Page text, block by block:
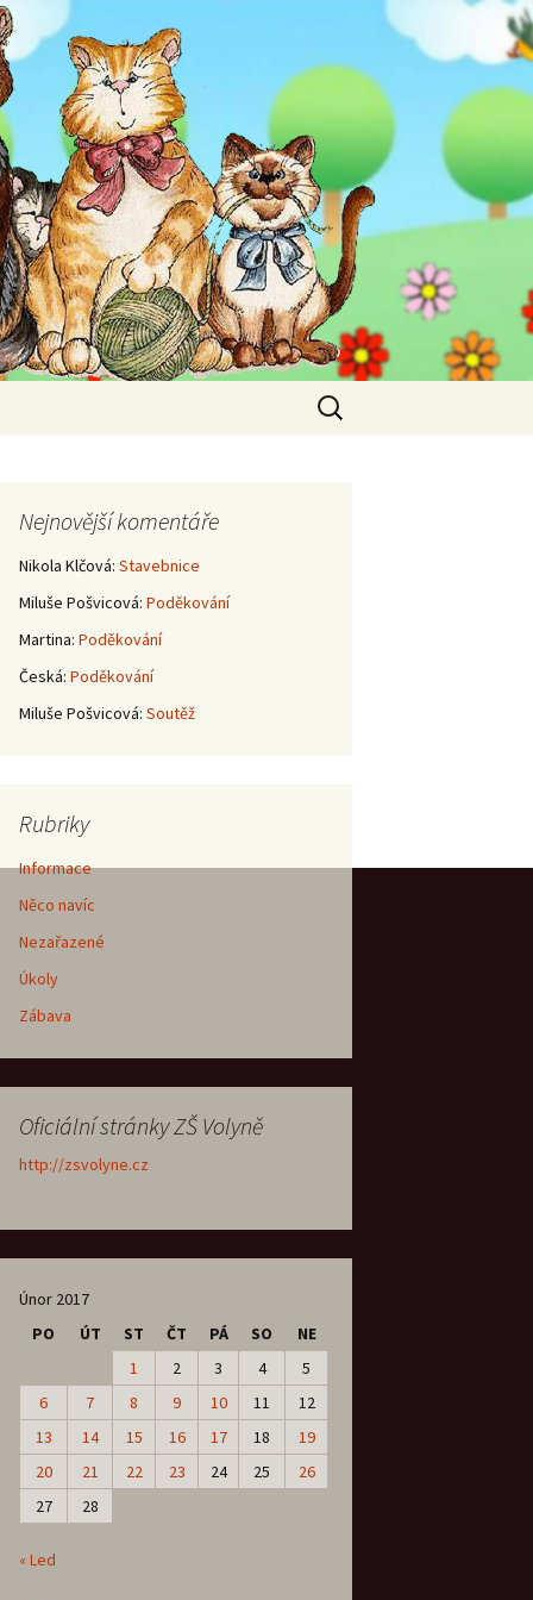
Vyhledávání
Nejnovější komentáře
Nikola Klčová: Stavebnice
Miluše Pošvicová: Poděkování
Martina: Poděkování
Česká: Poděkování
Miluše Pošvicová: Soutěž
Rubriky
Informace
Něco navíc
Nezařazené
Úkoly
Zábava
Oficiální stránky ZŠ Volyně
http://zsvolyne.cz
Únor 2017
PO
ÚT ST ČT PÁ SO
NE
1
2 3 4
5
6
7 8 9 10 11
12
13
14 15 16 17 18
19
20
21 22 23 24 25
26
27
28
« Led